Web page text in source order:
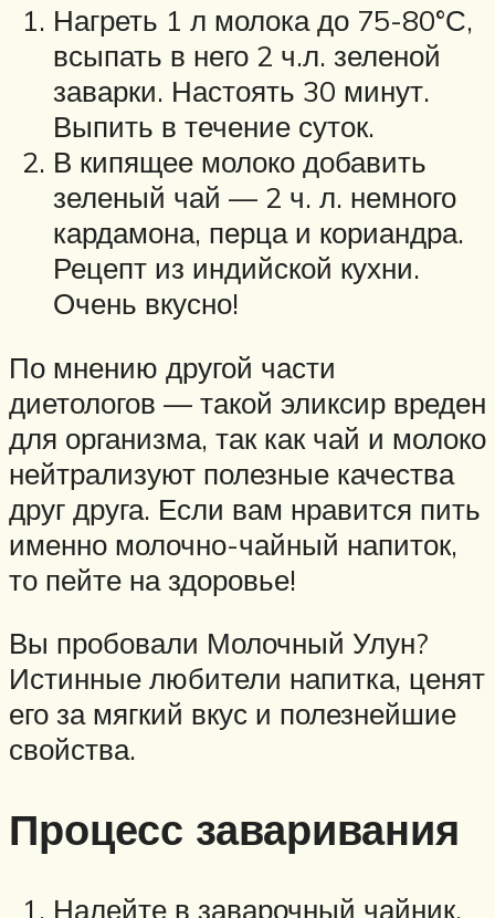
Нагреть 1 л молока до 75-80°С,
всыпать в него 2 ч.л. зеленой
заварки. Настоять 30 минут.
Выпить в течение суток.
В кипящее молоко добавить
зеленый чай — 2 ч. л. немного
кардамона, перца и кориандра.
Рецепт из индийской кухни.
Очень вкусно!
По мнению другой части
диетологов — такой эликсир вреден
для организма, так как чай и молоко
нейтрализуют полезные качества
друг друга. Если вам нравится пить
именно молочно-чайный напиток,
то пейте на здоровье!
Вы пробовали Молочный Улун?
Истинные любители напитка, ценят
его за мягкий вкус и полезнейшие
свойства.
Процесс заваривания
Налейте в заварочный чайник,